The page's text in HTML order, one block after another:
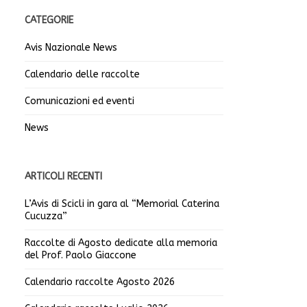
CATEGORIE
Avis Nazionale News
Calendario delle raccolte
Comunicazioni ed eventi
News
ARTICOLI RECENTI
L’Avis di Scicli in gara al “Memorial Caterina
Cucuzza”
Raccolte di Agosto dedicate alla memoria
del Prof. Paolo Giaccone
Calendario raccolte Agosto 2026